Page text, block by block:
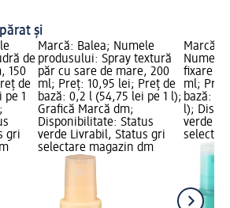
și
de
150
de
pe 1
gri
Marcă: Balea; Numele
produsului: Spray textură
păr cu sare de mare, 200
ml; Preț: 10,95 lei; Preț de
bază: 0,2 l (54,75 lei pe 1 l);
Grafică Marcă dm;
Disponibilitate: Status
verde Livrabil, Status gri
selectare magazin dm
Marcă:
Numele
fixare
ml;
bază:
l);
verde